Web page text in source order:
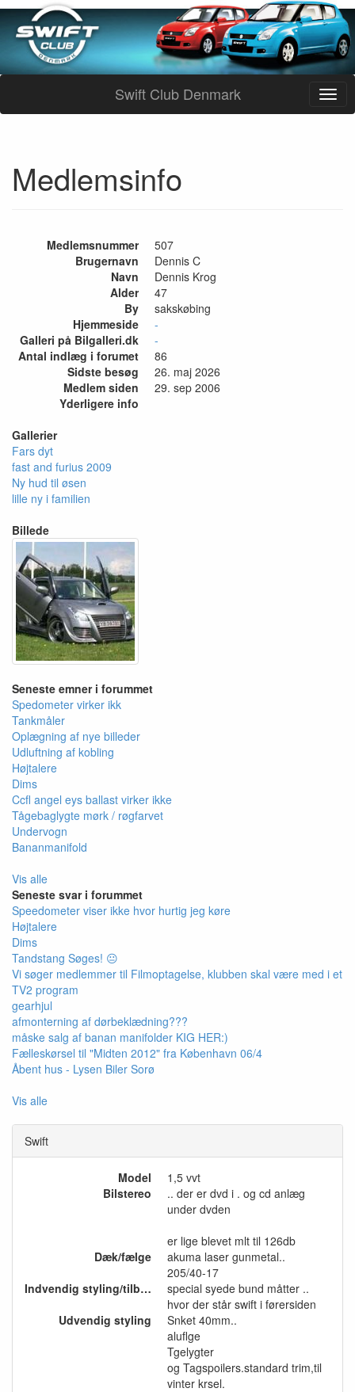
Swift Club Denmark
Medlemsinfo
Medlemsnummer
507
Brugernavn
Dennis C
Navn
Dennis Krog
Alder
47
By
sakskøbing
Hjemmeside
-
Galleri på Bilgalleri.dk
-
Antal indlæg i forumet
86
Sidste besøg
26. maj 2026
Medlem siden
29. sep 2006
Yderligere info
Gallerier
Fars dyt
fast and furius 2009
Ny hud til øsen
lille ny i familien
Billede
Seneste emner i forummet
Spedometer virker ikk
Tankmåler
Oplægning af nye billeder
Udluftning af kobling
Højtalere
Dims
Ccfl angel eys ballast virker ikke
Tågebaglygte mørk / røgfarvet
Undervogn
Bananmanifold
Vis alle
Seneste svar i forummet
Speedometer viser ikke hvor hurtig jeg køre
Højtalere
Dims
Tandstang Søges! 😐
Vi søger medlemmer til Filmoptagelse, klubben skal være med i et
TV2 program
gearhjul
afmonterning af dørbeklædning???
måske salg af banan manifolder KIG HER:)
Fælleskørsel til "Midten 2012" fra København 06/4
Åbent hus - Lysen Biler Sorø
Vis alle
Swift
Model
1,5 vvt
Bilstereo
.. der er dvd i . og cd anlæg
under dvden
er lige blevet mlt til 126db
Dæk/fælge
akuma laser gunmetal..
205/40-17
Indvendig styling/tilbehør
special syede bund måtter ..
hvor der står swift i førersiden
Udvendig styling
Snket 40mm..
aluflge
Tgelygter
og Tagspoilers.standard trim,til
vinter krsel.